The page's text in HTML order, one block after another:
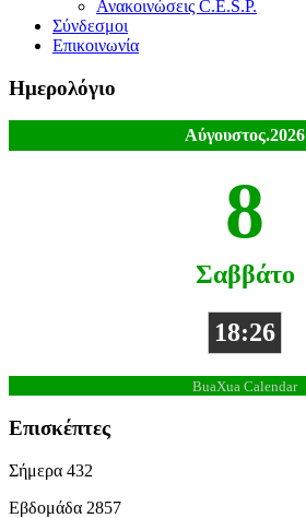
Ανακοινώσεις C.E.S.P.
Σύνδεσμοι
Επικοινωνία
Ημερολόγιο
Αύγουστος.2026
8
Σαββάτο
18:26
BuaXua Calendar
Επισκέπτες
Σήμερα 432
Εβδομάδα 2857